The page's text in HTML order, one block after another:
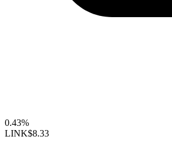
0.43%
LINK$8.33